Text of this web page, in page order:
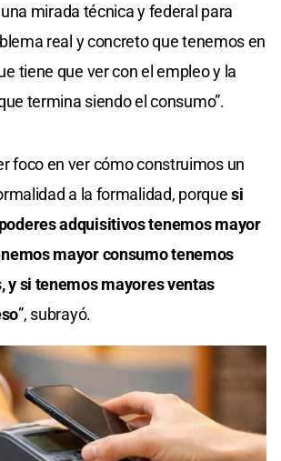
mirada técnica y federal para
real y concreto que tenemos en
tiene que ver con el empleo y la
termina siendo el consumo”.
foco en ver cómo construimos un
a la formalidad, porquesi
adquisitivos tenemos mayor
mayor consumo tenemos
y si tenemos mayores ventas
”, subrayó.